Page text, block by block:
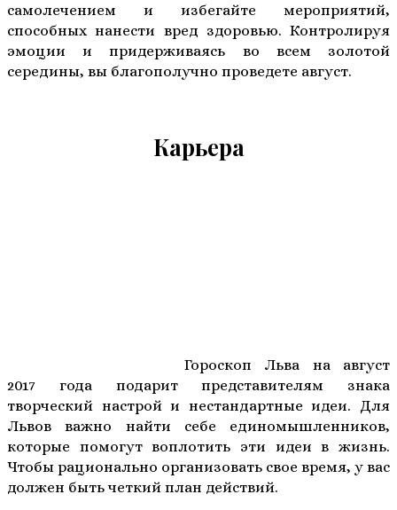
самолечением и избегайте мероприятий,
способных нанести вред здоровью. Контролируя
эмоции и придерживаясь во всем золотой
середины, вы благополучно проведете август.
Карьера
Гороскоп Льва на август
2017 года подарит представителям знака
творческий настрой и нестандартные идеи. Для
Львов важно найти себе единомышленников,
которые помогут воплотить эти идеи в жизнь.
Чтобы рационально организовать свое время, у вас
должен быть четкий план действий.